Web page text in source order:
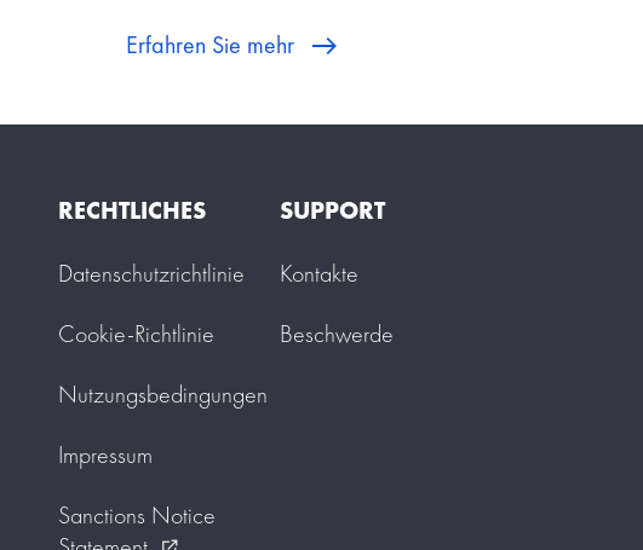
Erfahren Sie mehr
RECHTLICHES
Datenschutzrichtlinie
Cookie-Richtlinie
Nutzungsbedingungen
Impressum
Sanctions Notice
SUPPORT
Kontakte
Beschwerde